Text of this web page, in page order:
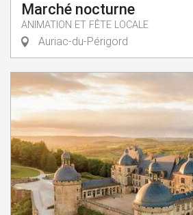
Marché nocturne
ANIMATION ET FÊTE LOCALE
Auriac-du-Périgord